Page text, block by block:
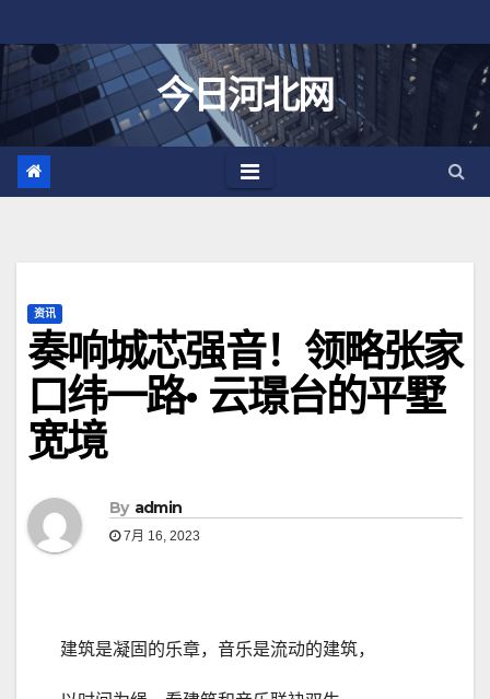
至
今日河北网
资讯
奏响城芯强音！领略张家
口纬一路· 云璟台的平墅
宽境
By admin
7月 16, 2023
建筑是凝固的乐章，音乐是流动的建筑，